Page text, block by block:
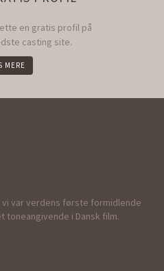
en gratis profil på
casting site.
MERE
var verdens første formidlende
i Dansk film.